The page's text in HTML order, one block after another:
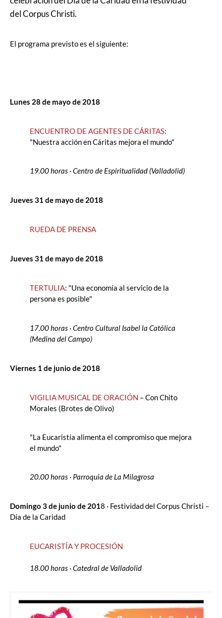
del Corpus Christi.
El programa previsto es el siguiente:
Lunes 28 de mayo de 2018
ENCUENTRO DE AGENTES DE CÁRITAS:
"Nuestra acción en Cáritas mejora el mundo"
19.00 horas · Centrode Espiritualidad (Valladolid)
Jueves 31 de mayo de 2018
RUEDA DE PRENSA
Jueves 31 de mayo de 2018
TERTULIA: "Una economía al serviciode la
persona es posible"
17.00 horas · Centro Cultural Isabel la Católica
(Medina del Campo)
Viernes 1 de junio de 2018
VIGILIA MUSICAL DE ORACIÓN – Con Chito
Morales (Brotes deOlivo)
"La Eucaristía alimenta el compromiso que mejora
el mundo"
20.00 horas · Parroquia de La Milagrosa
Domingo 3de junio de 2018 · Festividaddel Corpus Christi –
Día de la Caridad
EUCARISTÍA Y PROCESIÓN
18.00 horas · Catedralde Valladolid